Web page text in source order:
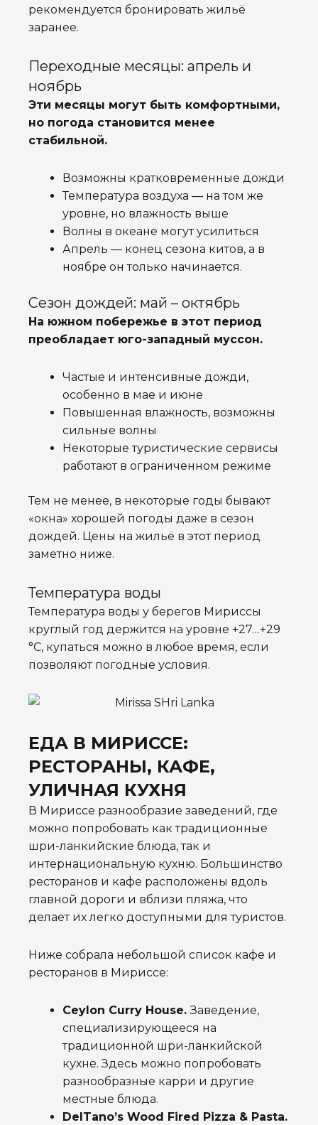
рекомендуется бронировать жильё
заранее.
Переходные месяцы: апрель и
ноябрь
Эти месяцы могут быть комфортными,
но погода становится менее
стабильной.
Возможны кратковременные дожди
Температура воздуха — на том же
уровне, но влажность выше
Волны в океане могут усилиться
Апрель — конец сезона китов, а в
ноябре он только начинается.
Сезон дождей: май – октябрь
На южном побережье в этот период
преобладает юго-западный муссон.
Частые и интенсивные дожди,
особенно в мае и июне
Повышенная влажность, возможны
сильные волны
Некоторые туристические сервисы
работают в ограниченном режиме
Тем не менее, в некоторые годы бывают
«окна» хорошей погоды даже в сезон
дождей. Цены на жильё в этот период
заметно ниже.
Температура воды
Температура воды у берегов Мириссы
круглый год держится на уровне +27…+29
°C, купаться можно в любое время, если
позволяют погодные условия.
ЕДА В МИРИССЕ:
РЕСТОРАНЫ, КАФЕ,
УЛИЧНАЯ КУХНЯ
В Мириссе разнообразие заведений, где
можно попробовать как традиционные
шри-ланкийские блюда, так и
интернациональную кухню. Большинство
ресторанов и кафе расположены вдоль
главной дороги и вблизи пляжа, что
делает их легко доступными для туристов.
Ниже собрала небольшой список кафе и
ресторанов в Мириссе:
Ceylon Curry House.Заведение,
специализирующееся на
традиционной шри-ланкийской
кухне. Здесь можно попробовать
разнообразные карри и другие
местные блюда.
DelTano’s Wood Fired Pizza & Pasta.